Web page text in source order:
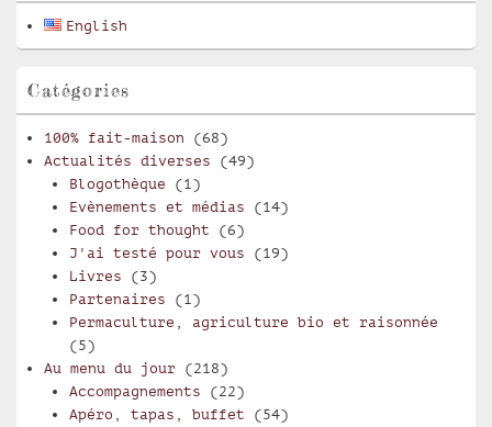
latérale English
Catégories
100% fait-maison (68)
Actualités diverses (49)
Blogothèque (1)
Evènements et médias (14)
Food for thought (6)
J'ai testé pour vous (19)
Livres (3)
Partenaires (1)
Permaculture, agriculture bio et raisonnée
(5)
Au menu du jour (218)
Accompagnements (22)
Apéro, tapas, buffet (54)